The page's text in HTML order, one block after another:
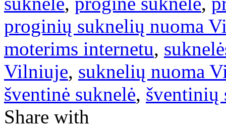
proginių suknelių nuoma
moterims internetu,
Vilniuje, suknelių nuoma
šventinė suknelė, šventinių
Share with